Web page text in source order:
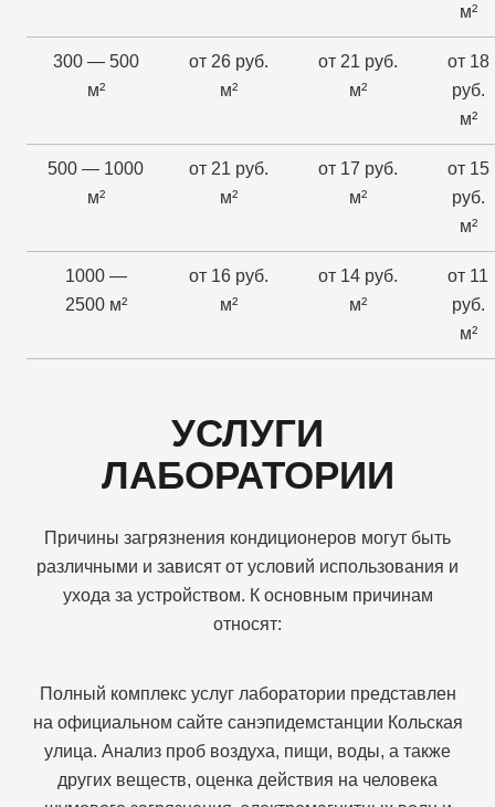
м²
300 — 500
м²
от 26 руб.
м²
от 21 руб.
м²
от 18
руб.
м²
500 — 1000
м²
от 21 руб.
м²
от 17 руб.
м²
от 15
руб.
м²
1000 —
2500 м²
от 16 руб.
м²
от 14 руб.
м²
от 11
руб.
м²
УСЛУГИ
ЛАБОРАТОРИИ
Причины загрязнения кондиционеров могут быть
различными и зависят от условий использования и
ухода за устройством. К основным причинам
относят:
Полный комплекс услуг лаборатории представлен
на официальном сайте санэпидемстанции Кольская
улица. Анализ проб воздуха, пищи, воды, а также
других веществ, оценка действия на человека